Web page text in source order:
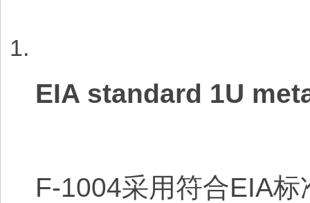
EIA standard 1U
F-1004采用符合EIA